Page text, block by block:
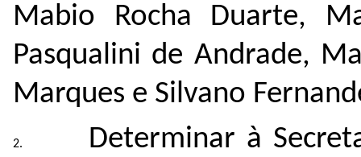
Mabio Rocha Duarte,
Pasqualini de Andrade,
Marques e Silvano
Determinar à